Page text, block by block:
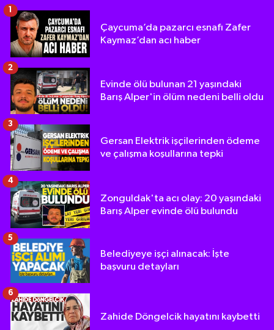
Çaycuma’da pazarcı esnafı Zafer
Kaymaz’dan acı haber
Evinde ölü bulunan 21 yaşındaki
Barış Alper'in ölüm nedeni belli oldu
2
Gersan Elektrik işçilerinden ödeme
ve çalışma koşullarına tepki
3
Zonguldak'ta acı olay: 20 yaşındaki
Barış Alper evinde ölü bulundu
4
Belediyeye işçi alınacak: İşte
başvuru detayları
5
Zahide Döngelcik hayatını kaybetti
6